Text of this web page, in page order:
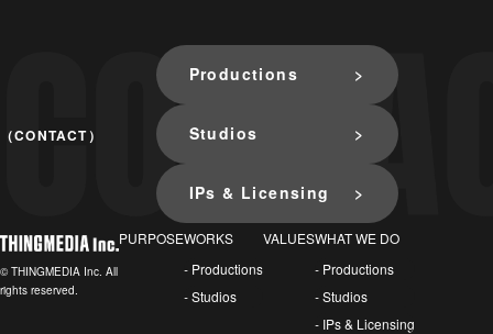
（CONTACT）
Productions
Studios
IPs & Licensing
© THINGMEDIA Inc. All
rights reserved.
PURPOSEWORKS
- Productions
- Studios
VALUESWHAT WE DO
- Productions
- Studios
- IPs & Licensing